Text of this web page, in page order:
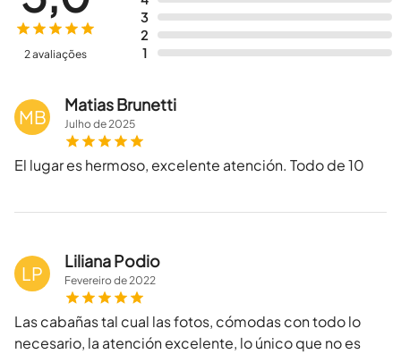
3
2
1
2 avaliações
MB
Matias Brunetti
Julhode2025
El lugar es hermoso, excelente atención. Todo de 10
LP
Liliana Podio
Fevereirode2022
Las cabañas tal cual las fotos, cómodas con todo lo
necesario, la atención excelente, lo único que no es